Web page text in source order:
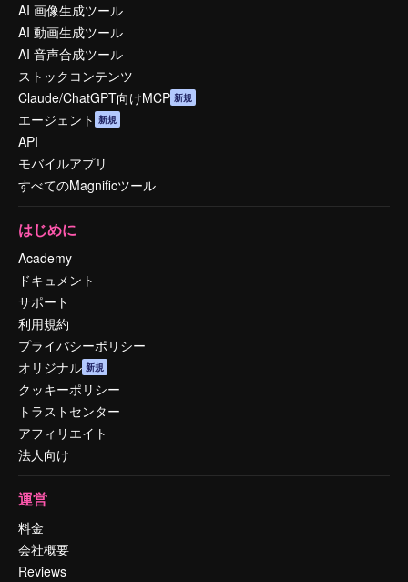
AI 画像生成ツール
AI 動画生成ツール
AI 音声合成ツール
ストックコンテンツ
Claude/ChatGPT向けMCP 新規
エージェント 新規
API
モバイルアプリ
すべてのMagnificツール
はじめに
Academy
ドキュメント
サポート
利用規約
プライバシーポリシー
オリジナル 新規
クッキーポリシー
トラストセンター
アフィリエイト
法人向け
運営
料金
会社概要
Reviews